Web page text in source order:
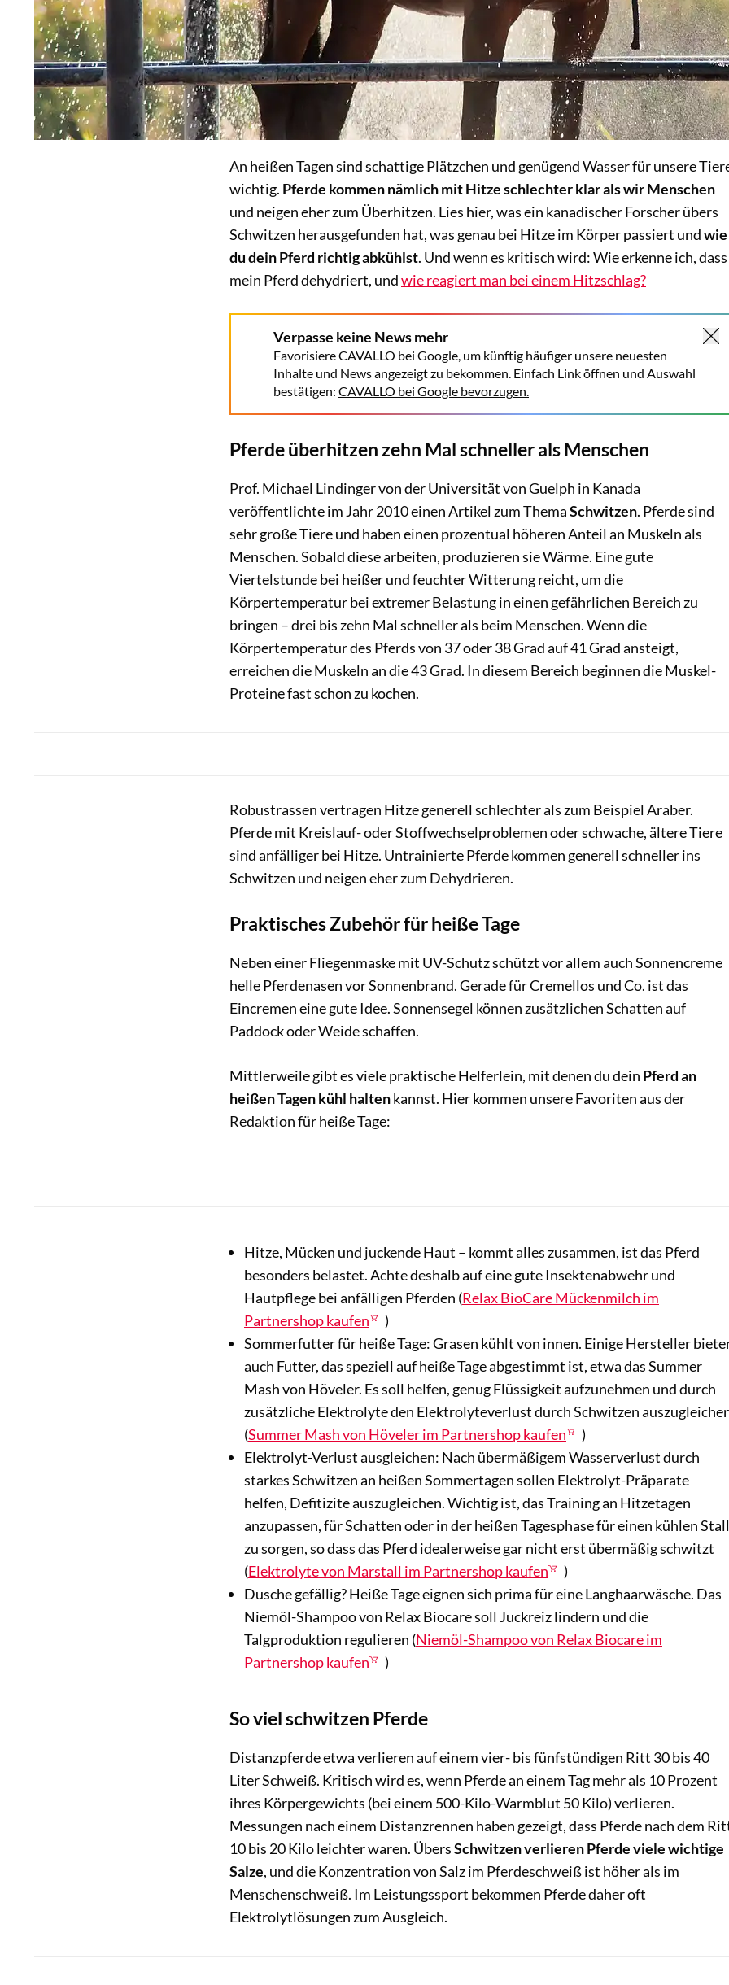
An heißen Tagen sind schattige Plätzchen und genügend Wasser für unsere
wichtig. Pferde kommen nämlich mit Hitze schlechter klar als wir Menschen
und neigen eher zum Überhitzen. Lies hier, was ein kanadischer Forscher übers
Schwitzen herausgefunden hat, was genau bei Hitze im Körper passiert undwie
du dein Pferd richtig abkühlst. Und wenn es kritisch wird: Wie erkenne ich, dass
mein Pferd dehydriert, undwie reagiert man bei einem Hitzschlag?
Verpasse keine News mehr
Favorisiere CAVALLO bei Google, um künftig häufiger unsere neuesten
Inhalte und News angezeigt zu bekommen. Einfach Link öffnen und Auswahl
bestätigen: CAVALLO bei Google bevorzugen.
Pferde überhitzen zehn Mal schneller als Menschen
Prof. Michael Lindinger von der Universität von Guelph in Kanada
veröffentlichte im Jahr 2010 einen Artikel zum ThemaSchwitzen. Pferde sind
sehr große Tiere und haben einen prozentual höheren Anteil an Muskeln als
Menschen. Sobald diese arbeiten, produzieren sie Wärme. Eine gute
Viertelstunde bei heißer und feuchter Witterung reicht, um die
Körpertemperatur bei extremer Belastung in einen gefährlichen Bereich zu
bringen – drei bis zehn Mal schneller als beim Menschen. Wenn die
Körpertemperatur des Pferds von 37 oder 38 Grad auf 41 Grad ansteigt,
erreichen die Muskeln an die 43 Grad. In diesem Bereich beginnen die Muskel-
Proteine fast schon zu kochen.
Robustrassen vertragen Hitze generell schlechter als zum Beispiel Araber.
Pferde mit Kreislauf- oder Stoffwechselproblemen oder schwache, ältere Tiere
sind anfälliger bei Hitze. Untrainierte Pferde kommen generell schneller ins
Schwitzen und neigen eher zum Dehydrieren.
Praktisches Zubehör für heiße Tage
Neben einer Fliegenmaske mit UV-Schutz schützt vor allem auch Sonnencreme
helle Pferdenasen vor Sonnenbrand. Gerade für Cremellos und Co. ist das
Eincremen eine gute Idee. Sonnensegel können zusätzlichen Schatten auf
Paddock oder Weide schaffen.
Mittlerweile gibt es viele praktische Helferlein, mit denen du dein Pferd an
heißen Tagen kühl haltenkannst. Hier kommen unsere Favoriten aus der
Redaktion für heiße Tage:
Hitze, Mücken und juckende Haut – kommt alles zusammen, ist das Pferd
besonders belastet. Achte deshalb auf eine gute Insektenabwehr und
Hautpflege bei anfälligen Pferden (Relax BioCare Mückenmilch im
Partnershop kaufen
)
Sommerfutter für heiße Tage: Grasen kühlt von innen. Einige Hersteller
auch Futter, das speziell auf heiße Tage abgestimmt ist, etwa das Summer
Mash von Höveler. Es soll helfen, genug Flüssigkeit aufzunehmen und durch
zusätzliche Elektrolyte den Elektrolyteverlust durch Schwitzen
(Summer Mash von Höveler im Partnershop kaufen
)
Elektrolyt-Verlust ausgleichen: Nach übermäßigem Wasserverlust durch
starkes Schwitzen an heißen Sommertagen sollen Elektrolyt-Präparate
helfen, Defitizite auszugleichen. Wichtig ist, das Training an Hitzetagen
anzupassen, für Schatten oder in der heißen Tagesphase für einen kühlen Stall
zu sorgen, so dass das Pferd idealerweise gar nicht erst übermäßig schwitzt
(Elektrolyte von Marstall im Partnershop kaufen
)
Dusche gefällig? Heiße Tage eignen sich prima für eine Langhaarwäsche. Das
Niemöl-Shampoo von Relax Biocare soll Juckreiz lindern und die
Talgproduktion regulieren (Niemöl-Shampoo von Relax Biocare im
Partnershop kaufen
)
So viel schwitzen Pferde
Distanzpferde etwa verlieren auf einem vier- bis fünfstündigen Ritt 30 bis 40
Liter Schweiß. Kritisch wird es, wenn Pferde an einem Tag mehr als 10 Prozent
ihres Körpergewichts (bei einem 500-Kilo-Warmblut 50 Kilo) verlieren.
Messungen nach einem Distanzrennen haben gezeigt, dass Pferde nach dem
10 bis 20 Kilo leichter waren. ÜbersSchwitzen verlieren Pferde viele wichtige
Salze, und die Konzentration von Salz im Pferdeschweiß ist höher als im
Menschenschweiß. Im Leistungssport bekommen Pferde daher oft
Elektrolytlösungen zum Ausgleich.